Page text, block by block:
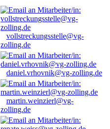
vollstreckungsstelle@vg-
zolling.de
daniel.vrhovnik@vg-zolling.de
martin.weinzierl@vg-
zolling.de